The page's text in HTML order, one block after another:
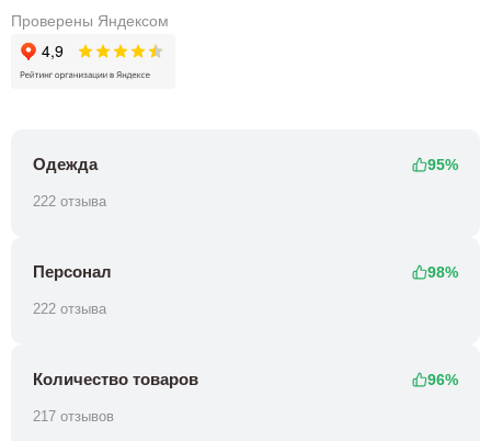
Проверены Яндексом
Одежда 95%
222 отзыва
Персонал 98%
222 отзыва
Количество товаров 96%
217 отзывов